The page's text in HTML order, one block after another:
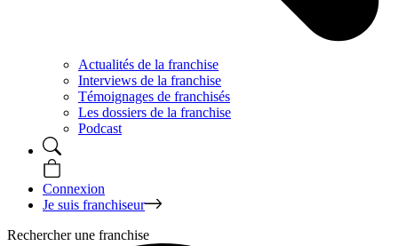
Actualités de la franchise
Interviews de la franchise
Témoignages de franchisés
Les dossiers de la franchise
Podcast
Connexion
Je suis franchiseur
Rechercher une franchise